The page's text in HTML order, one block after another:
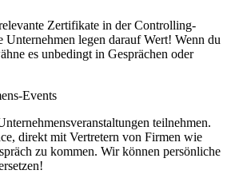
Zertifikate in der Controlling-
legen darauf Wert! Wenn du
es unbedingt in Gesprächen oder
Events
teilnehmen.
direkt mit Vertretern von Firmen wie
zu kommen. Wir können persönliche